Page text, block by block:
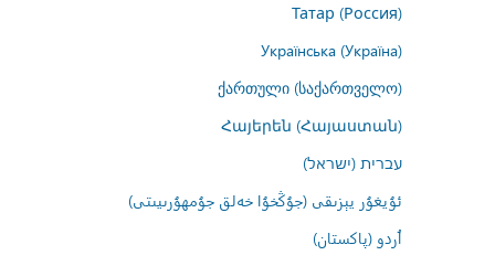
Татар (Россия)
Українська (Україна)
ქართული (საქართველო)
Հայերեն (Հայաստան)
עברית (ישראל)
ئۇيغۇر يېزىقى (جۇڭخۇا خەلق جۇمھۇرىيىتى)
اُردو (پاکستان)